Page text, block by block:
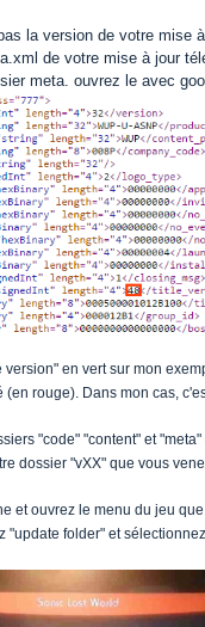
la version de votre mise
de votre mise à jour
meta. ouvrez le avec
en vert sur mon
rouge). Dans mon cas,
"code" "content" et
dossier "vXX" que vous
et ouvrez le menu du jeu
"update folder" et